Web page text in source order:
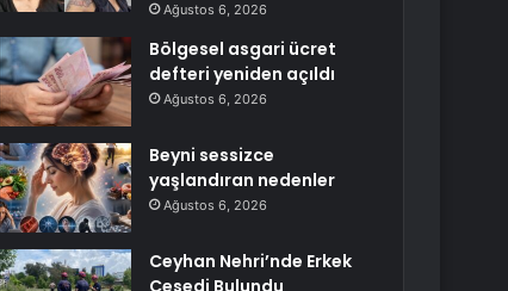
Ağustos 6, 2026
Bölgesel asgari ücret
defteri yeniden açıldı
Ağustos 6, 2026
Beyni sessizce
yaşlandıran nedenler
Ağustos 6, 2026
Ceyhan Nehri’nde Erkek
Cesedi Bulundu